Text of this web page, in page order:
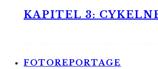
KAPITEL 3:
FOTOREPORTAGE